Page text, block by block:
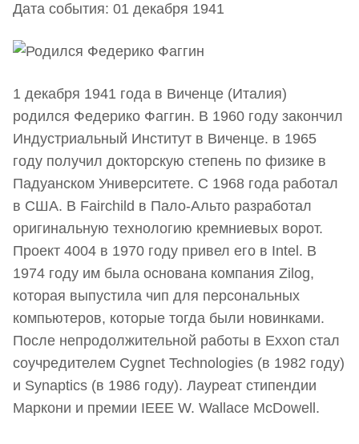
Дата события: 01 декабря 1941
1 декабря 1941 года в Виченце (Италия)
родился Федерико Фаггин. В 1960 году закончил
Индустриальный Институт в Виченце. в 1965
году получил докторскую степень по физике в
Падуанском Университете. С 1968 года работал
в США. В Fairchild в Пало-Альто разработал
оригинальную технологию кремниевых ворот.
Проект 4004 в 1970 году привел его в Intel. В
1974 году им была основана компания Zilog,
которая выпустила чип для персональных
компьютеров, которые тогда были новинками.
После непродолжительной работы в Exxon стал
соучредителем Cygnet Technologies (в 1982 году)
и Synaptics (в 1986 году). Лауреат стипендии
Маркони и премии IEEE W. Wallace McDowell.